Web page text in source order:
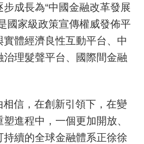
成長為“中國金融改革發展
國家級政策宣傳權威發佈平
實體經濟良性互動平台、中
治理髮聲平台、國際間金融
相信，在創新引領下，在變
進程中，一個更加開放、
持續的全球金融體系正徐徐